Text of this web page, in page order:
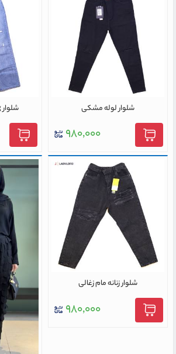
شلوار لوله مشکی
۹۸۰,۰۰۰
شلوار halfbag پشت کش
شلوار زنانه مام زغالی
۹۸۰,۰۰۰